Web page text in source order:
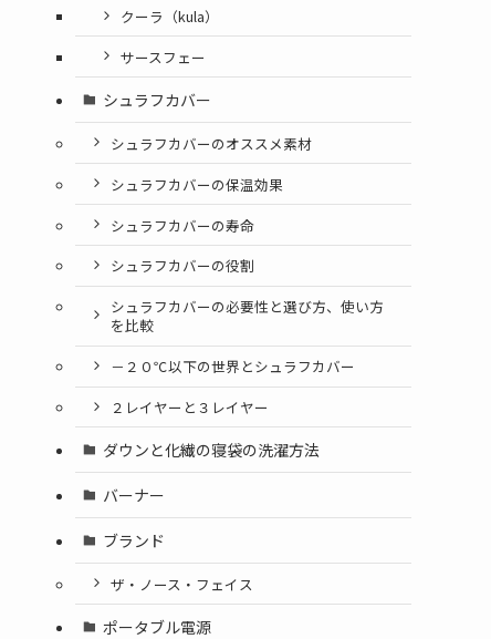
クーラ（kula）
サースフェー
シュラフカバー
シュラフカバーのオススメ素材
シュラフカバーの保温効果
シュラフカバーの寿命
シュラフカバーの役割
シュラフカバーの必要性と選び方、使い方
を比較
－２０℃以下の世界とシュラフカバー
２レイヤーと３レイヤー
ダウンと化繊の寝袋の洗濯方法
バーナー
ブランド
ザ・ノース・フェイス
ポータブル電源